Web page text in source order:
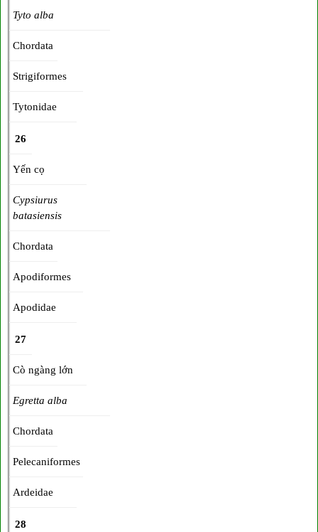
Tyto alba
Chordata
Strigiformes
Tytonidae
26
Yến cọ
Cypsiurus
batasiensis
Chordata
Apodiformes
Apodidae
27
Cò ngàng lớn
Egretta alba
Chordata
Pelecaniformes
Ardeidae
28